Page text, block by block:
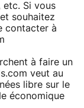
etc. Si vous
souhaitez
contacter à
à faire un
veut au
libre sur le
économique